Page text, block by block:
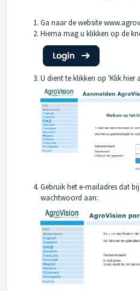
Ga naar de website
Hierna mag u klikken op de
U dient te klikken op 'Klik hier
Gebruik het e-mailadres dat
wachtwoord aan: